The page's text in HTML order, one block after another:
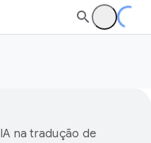
na tradução de